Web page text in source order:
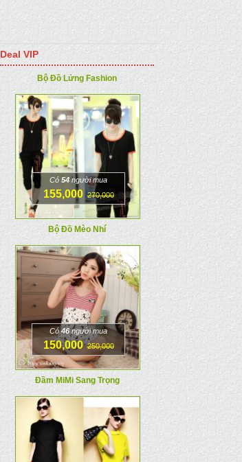
Deal VIP
Có 54 người mua
155,000 270,000
Bộ Đồ Lửng Fashion
Có46người mua
150,000 250,000
Bộ Đồ Mèo Nhí
Đầm MiMi Sang Trọng